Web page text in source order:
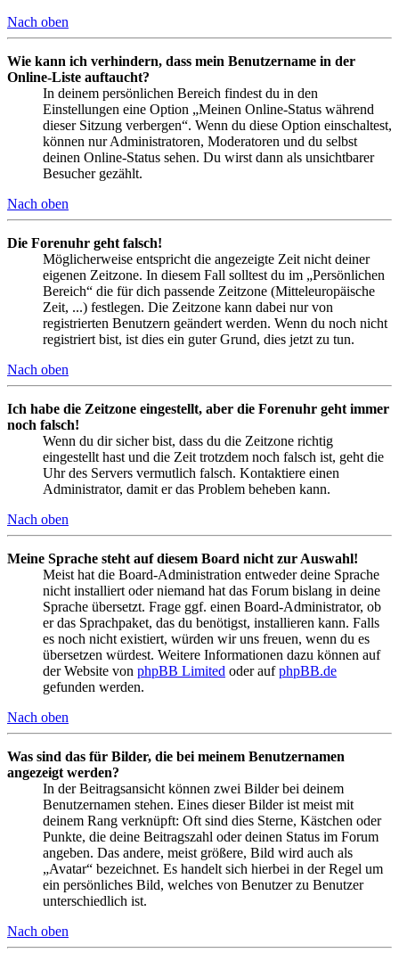
Nach oben
Wie kann ich verhindern, dass mein Benutzername in der
Online-Liste auftaucht?
In deinem persönlichen Bereich findest du in den
Einstellungen eine Option „Meinen Online-Status während
dieser Sitzung verbergen“. Wenn du diese Option einschaltest,
können nur Administratoren, Moderatoren und du selbst
deinen Online-Status sehen. Du wirst dann als unsichtbarer
Besucher gezählt.
Nach oben
Die Forenuhr geht falsch!
Möglicherweise entspricht die angezeigte Zeit nicht deiner
eigenen Zeitzone. In diesem Fall solltest du im „Persönlichen
Bereich“ die für dich passende Zeitzone (Mitteleuropäische
Zeit, ...) festlegen. Die Zeitzone kann dabei nur von
registrierten Benutzern geändert werden. Wenn du noch nicht
registriert bist, ist dies ein guter Grund, dies jetzt zu tun.
Nach oben
Ich habe die Zeitzone eingestellt, aber die Forenuhr geht immer
noch falsch!
Wenn du dir sicher bist, dass du die Zeitzone richtig
eingestellt hast und die Zeit trotzdem noch falsch ist, geht die
Uhr des Servers vermutlich falsch. Kontaktiere einen
Administrator, damit er das Problem beheben kann.
Nach oben
Meine Sprache steht auf diesem Board nicht zur Auswahl!
Meist hat die Board-Administration entweder deine Sprache
nicht installiert oder niemand hat das Forum bislang in deine
Sprache übersetzt. Frage ggf. einen Board-Administrator, ob
er das Sprachpaket, das du benötigst, installieren kann. Falls
es noch nicht existiert, würden wir uns freuen, wenn du es
übersetzen würdest. Weitere Informationen dazu können auf
der Website von phpBB Limited oder aufphpBB.de
gefunden werden.
Nach oben
Was sind das für Bilder, die bei meinem Benutzernamen
angezeigt werden?
In der Beitragsansicht können zwei Bilder bei deinem
Benutzernamen stehen. Eines dieser Bilder ist meist mit
deinem Rang verknüpft: Oft sind dies Sterne, Kästchen oder
Punkte, die deine Beitragszahl oder deinen Status im Forum
angeben. Das andere, meist größere, Bild wird auch als
„Avatar“ bezeichnet. Es handelt sich hierbei in der Regel um
ein persönliches Bild, welches von Benutzer zu Benutzer
unterschiedlich ist.
Nach oben